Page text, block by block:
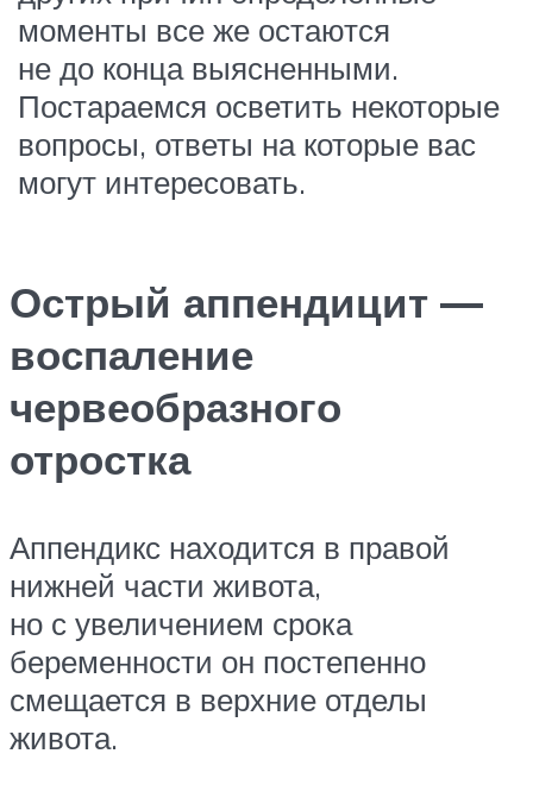
моменты все же остаются
не до конца выясненными.
Постараемся осветить некоторые
вопросы, ответы на которые вас
могут интересовать.
Острый аппендицит —
воспаление
червеобразного
отростка
Аппендикс находится в правой
нижней части живота,
но с увеличением срока
беременности он постепенно
смещается в верхние отделы
живота.